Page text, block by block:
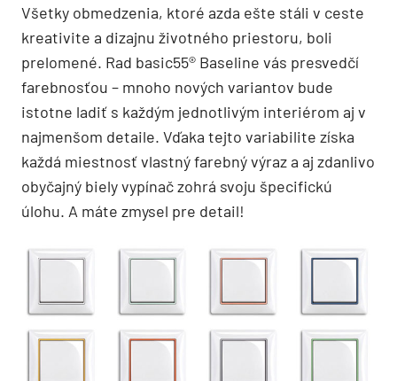
Všetky obmedzenia, ktoré azda ešte stáli v ceste
kreativite a dizajnu životného priestoru, boli
prelomené. Rad basic55® Baseline vás presvedčí
farebnosťou – mnoho nových variantov bude
istotne ladiť s každým jednotlivým interiérom aj v
najmenšom detaile. Vďaka tejto variabilite získa
každá miestnosť vlastný farebný výraz a aj zdanlivo
obyčajný biely vypínač zohrá svoju špecifickú
úlohu. A máte zmysel pre detail!